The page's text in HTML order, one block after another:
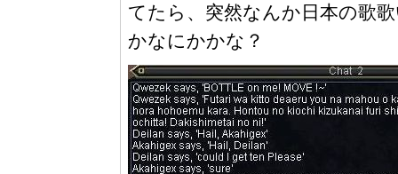
てたら、突然なんか日本の歌
かなにかかな？